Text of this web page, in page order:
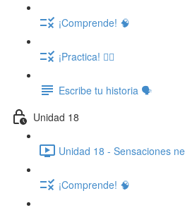
¡Comprende! 🧠
¡Practica! ✍🏽
Escribe tu historia 🗣️
Unidad 18
Unidad 18 - Sensaciones
¡Comprende! 🧠